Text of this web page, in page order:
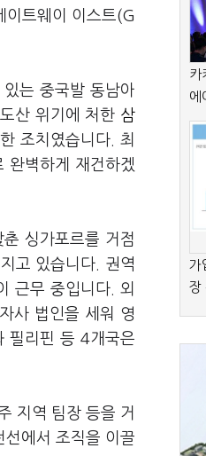
이트웨이 이스트(G
는 중국발 동남아
산 위기에 처한 삼
조치였습니다. 최
완벽하게 재건하겠
싱가포르를 거점
고 있습니다. 권역
근무 중입니다. 외
사 법인을 세워 영
필리핀 등 4개국은
지역 팀장 등을 거
에서 조직을 이끌
카
에
가
장